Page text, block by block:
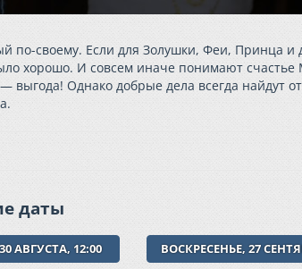
по-своему. Если для Золушки, Феи, Принца и
хорошо. И совсем иначе понимают счастье
Однако добрые дела всегда найдут
даты
АВГУСТА, 12:00 ВОСКРЕСЕНЬЕ, 27